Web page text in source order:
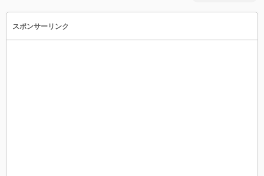
スポンサーリンク